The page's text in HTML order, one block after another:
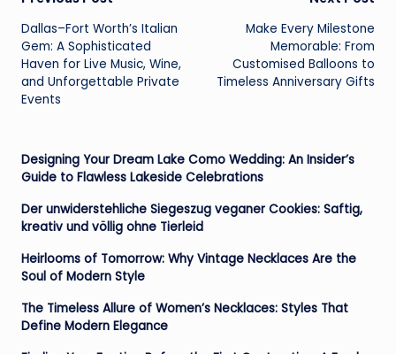
navigation
Dallas–Fort Worth’s Italian
Gem: A Sophisticated
Haven for Live Music, Wine,
and Unforgettable Private
Events
Make Every Milestone
Memorable: From
Customised Balloons to
Timeless Anniversary Gifts
Designing Your Dream Lake Como Wedding: An Insider’s
Guide to Flawless Lakeside Celebrations
Der unwiderstehliche Siegeszug veganer Cookies: Saftig,
kreativ und völlig ohne Tierleid
Heirlooms of Tomorrow: Why Vintage Necklaces Are the
Soul of Modern Style
The Timeless Allure of Women’s Necklaces: Styles That
Define Modern Elegance